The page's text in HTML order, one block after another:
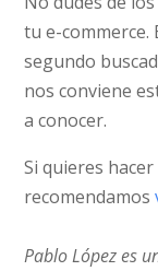
tu e-commerce.
segundo
nos conviene
a conocer.
Si quieres
recomendamos
Pablo López es